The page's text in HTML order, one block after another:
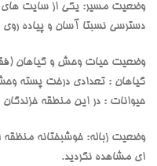
وضعیت مسیر: یکی از سایت های
دسترسی نسبتا آسان و پیاده
وضعیت حیات وحش و گیاهان
گیاهان : تعدادی درخت پسته
حیوانات : در این منطقه
وضعیت زباله: خوشبختانه منظقه
ای مشاهده نگردید.